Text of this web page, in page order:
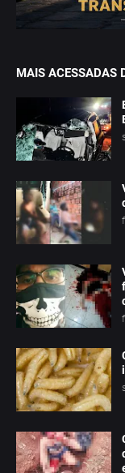
MAIS ACESSADAS